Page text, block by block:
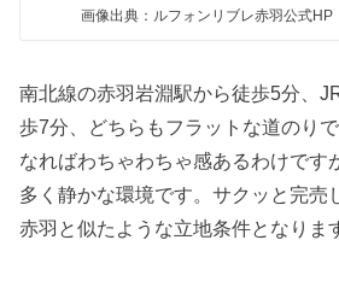
画像出典：ルフォンリブレ赤羽公式HP
南北線の赤羽岩淵駅から徒歩5分、
歩7分、どちらもフラットな道のり
なればわちゃわちゃ感あるわけです
多く静かな環境です。サクッと完売
赤羽と似たような立地条件となりま